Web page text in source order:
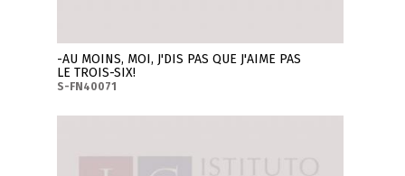
-AU MOINS, MOI, J'DIS PAS QUE J'AIME PAS
LE TROIS-SIX!
S-FN40071